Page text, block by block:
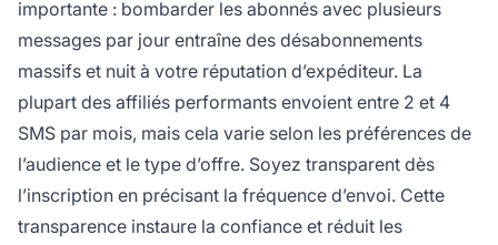
importante : bombarder les abonnés avec plusieurs
messages par jour entraîne des désabonnements
massifs et nuit à votre réputation d’expéditeur. La
plupart des affiliés performants envoient entre 2 et 4
SMS par mois, mais cela varie selon les préférences de
l’audience et le type d’offre. Soyez transparent dès
l’inscription en précisant la fréquence d’envoi. Cette
transparence instaure la confiance et réduit les